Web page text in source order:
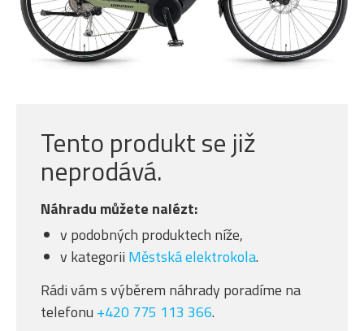
Tento produkt se již
neprodává.
Náhradu můžete nalézt:
v podobných produktech níže,
v kategorii Městská elektrokola.
Rádi vám s výběrem náhrady poradíme na
telefonu +420 775 113 366.